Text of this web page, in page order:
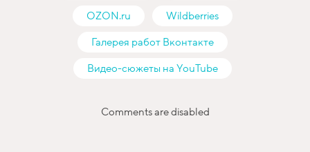
OZON.ru
Wildberries
Галерея работ Вконтакте
Видео-сюжеты на YouTube
Comments are disabled